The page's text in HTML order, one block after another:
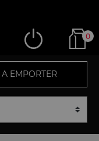
0
A EMPORTER